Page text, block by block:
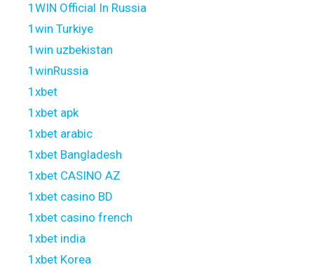
1WIN Official In Russia
1win Turkiye
1win uzbekistan
1winRussia
1xbet
1xbet apk
1xbet arabic
1xbet Bangladesh
1xbet CASINO AZ
1xbet casino BD
1xbet casino french
1xbet india
1xbet Korea